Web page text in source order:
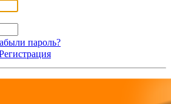
пароль?